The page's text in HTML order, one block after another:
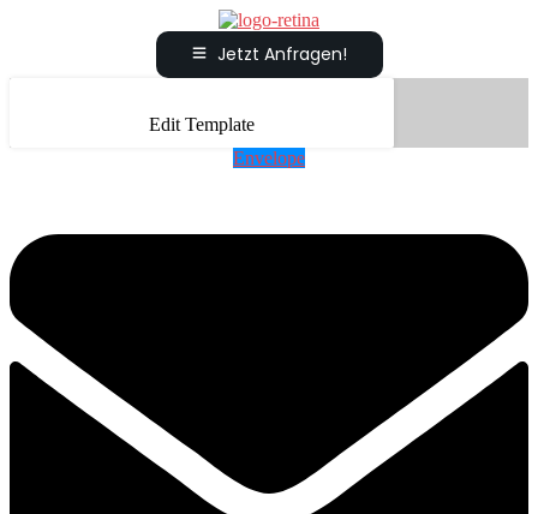
Jetzt Anfragen!
Edit Template
Envelope